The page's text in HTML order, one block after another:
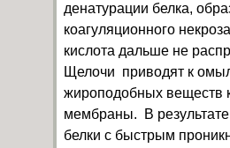
денатурации белка,
коагуляционного
кислота дальше не
Щелочи приводят к
жироподобных веществ
мембраны. В
белки с быстрым